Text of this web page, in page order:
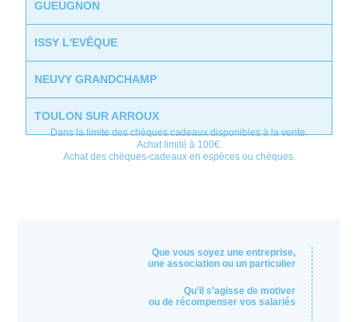
GUEUGNON
ISSY L'EVÊQUE
NEUVY GRANDCHAMP
TOULON SUR ARROUX
Dans la limite des chèques cadeaux disponibles à la vente.
Achat limité à 100€.
Achat des chèques-cadeaux en espèces ou chèques.
Que vous soyez une entreprise,
une association ou un particulier
Qu’il s’agisse de motiver
ou de récompenser vos salariés